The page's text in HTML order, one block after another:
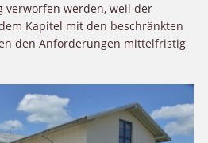
verworfen werden, weil der
Kapitel mit den beschränkten
den Anforderungen mittelfristig